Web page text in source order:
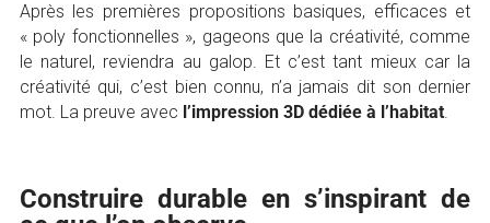
Après les premières propositions basiques, efficaces et
« poly fonctionnelles », gageons que la créativité, comme
le naturel, reviendra au galop. Et c’est tant mieux car la
créativité qui, c’est bien connu, n’a jamais dit son dernier
mot. La preuve avec l’impression 3D dédiée à l’habitat.
Construire durable en s’inspirant de